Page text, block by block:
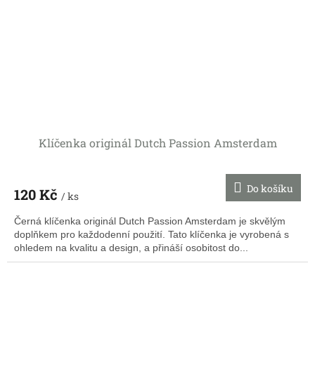
Klíčenka originál Dutch Passion Amsterdam
120 Kč / ks
Do košíku
Černá klíčenka originál Dutch Passion Amsterdam je skvělým
doplňkem pro každodenní použití. Tato klíčenka je vyrobená s
ohledem na kvalitu a design, a přináší osobitost do...